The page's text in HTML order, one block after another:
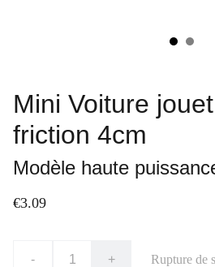
Mini Voiture
friction 4cm
Modèle haute
€3.09
- + Rupture de